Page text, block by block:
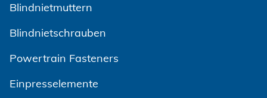
Blindnietmuttern
Blindnietschrauben
Powertrain Fasteners
Einpresselemente